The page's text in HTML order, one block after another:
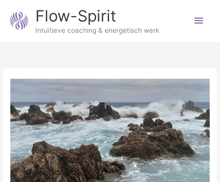
naar
Flow-Spirit
Intuïtieve coaching & energetisch werk